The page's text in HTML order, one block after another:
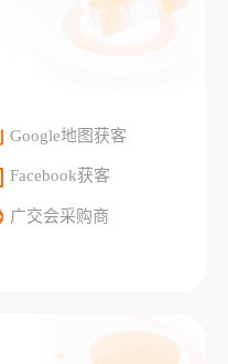
Google地图获客
Facebook获客
广交会采购商